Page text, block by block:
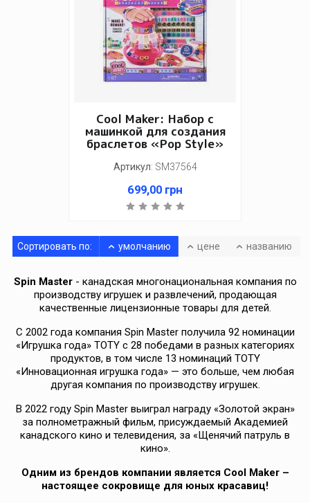
Cool Maker: Набор с
машинкой для создания
браслетов «Pop Style»
Артикул: SM37564
699,00 грн
Сортировать по: умолчанию цене названию
Spin Master- канадская многонациональная компания по
производству игрушек и развлечений, продающая
качественные лицензионные товары для детей.
С 2002 года компания Spin Master получила 92 номинации
«Игрушка года» TOTY с 28 победами в разных категориях
продуктов, в том числе 13 номинаций TOTY
«Инновационная игрушка года» — это больше, чем любая
другая компания по производству игрушек.
В 2022 году Spin Master выиграл награду «Золотой экран»
за полнометражный фильм, присуждаемый Академией
канадского кино и телевидения, за «Щенячий патруль в
кино».
Одним из брендов компании является Cool Maker –
настоящее сокровище для юных красавиц!